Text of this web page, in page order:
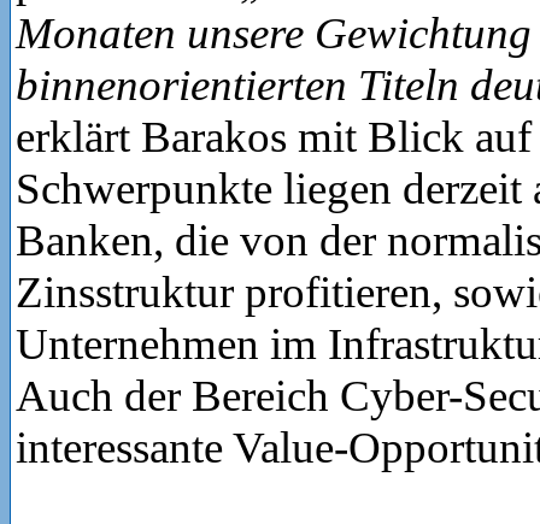
Monaten unsere
binnenorientierten Titeln
erklärt Barakos mit Blick
Schwerpunkte liegen derzeit
Banken, die von der
Zinsstruktur profitieren,
Unternehmen im
Auch der Bereich Cyber-
interessante Value-